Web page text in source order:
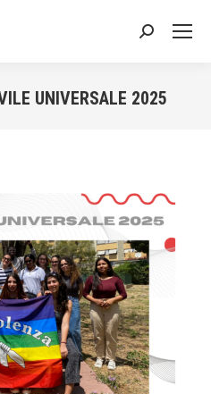
Cerca:
UNIVERSALE 2025